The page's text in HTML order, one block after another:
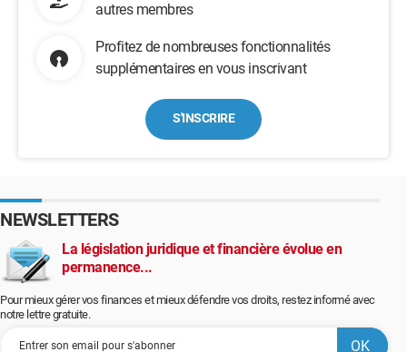
autres membres
Profitez de nombreuses fonctionnalités
supplémentaires en vous inscrivant
S'INSCRIRE
NEWSLETTERS
La législation juridique et financière évolue en
permanence...
Pour mieux gérer vos finances et mieux défendre vos droits, restez informé avec
notre lettre gratuite.